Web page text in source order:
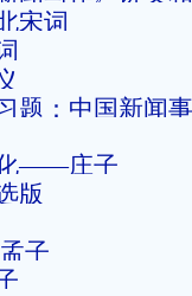
宋词
题：中国新闻
化——庄子
版
子